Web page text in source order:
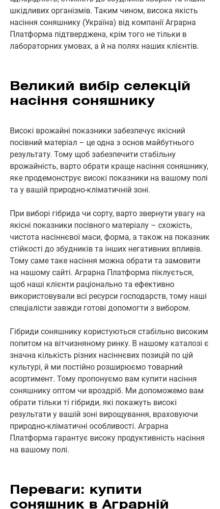
шкідливих організмів. Таким чином, висока якість
насіння соняшнику (Україна) від компанії Аграрна
Платформа підтверджена, крім того не тільки в
лабораторних умовах, а й на полях наших клієнтів.
Великий вибір селекцій
насіння соняшнику
Високі врожайні показники забезпечує якісний
посівний матеріал – це одна з основ майбутнього
результату. Тому щоб забезпечити стабільну
врожайність, варто обрати краще насіння соняшнику,
яке продемонструє високі показники на вашому полі
та у вашій природно-кліматичній зоні.
При виборі гібрида чи сорту, варто звернути увагу на
якісні показники посівного матеріалу – схожість,
чистота насіннєвої маси, форма, а також на показник
стійкості до збудників та інших негативних впливів.
Тому саме таке насіння можна обрати та замовити
на нашому сайті. Аграрна Платформа піклується,
щоб наші клієнти раціонально та ефективно
використовували всі ресурси господарств, тому наші
спеціалісти завжди готові допомогти з вибором.
Гібриди соняшнику користуються стабільно високим
попитом на вітчизняному ринку. В нашому каталозі є
значна кількість різних насіннєвих позицій по цій
культурі, й ми постійно розширюємо товарний
асортимент. Тому пропонуємо вам купити насіння
соняшнику оптом чи вроздріб. Ми допоможемо вам
обрати тільки ті гібриди, які покажуть високі
результати у вашій зоні вирощування, враховуючи
природно-кліматичні особливості. Аграрна
Платформа гарантує високу продуктивність насіння
на вашому полі.
Переваги: купити
соняшник вАграрній